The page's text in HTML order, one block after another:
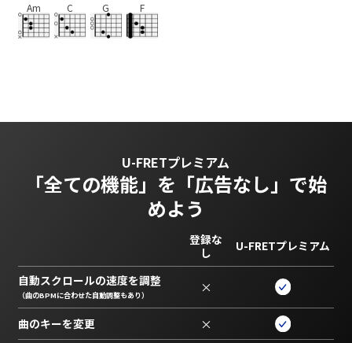
Am C G F
U-FRETプレミアム
「全ての機能」を 「広告なし」で始
めよう
登録な
し
U-FRETプレミアム
自動スクロールの速度を調整
（曲のBPMに合わせた自動調整もあり） ×
曲のキーを変更 ×